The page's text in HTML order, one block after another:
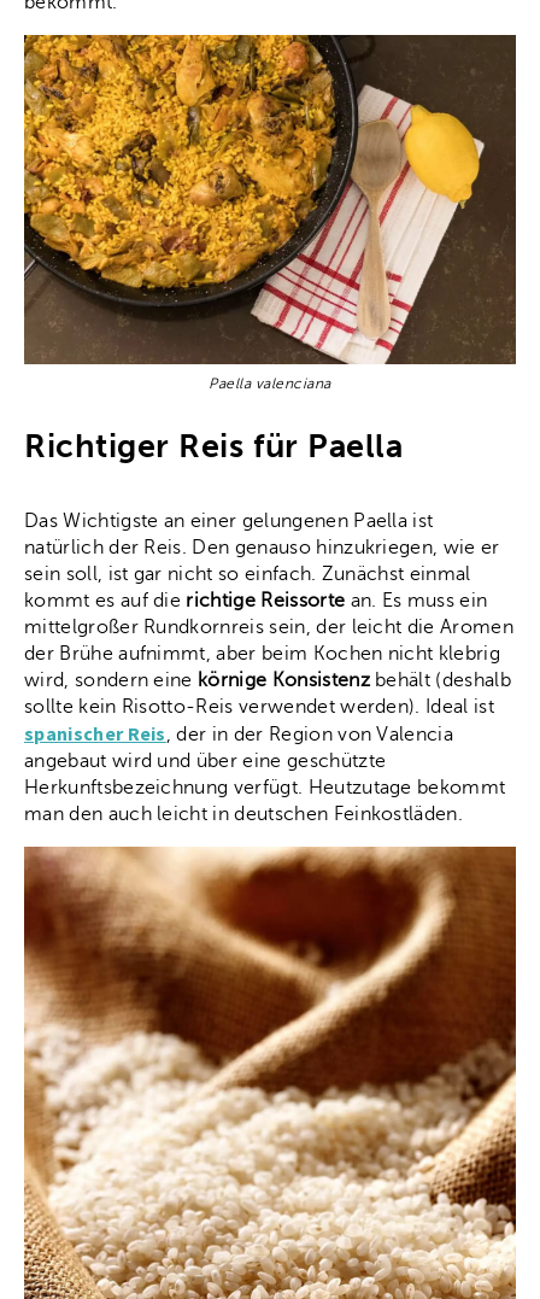
Paella valenciana
Richtiger Reis für Paella
Das Wichtigste an einer gelungenen Paella ist
natürlich der Reis. Den genauso hinzukriegen, wie er
sein soll, ist gar nicht so einfach. Zunächst einmal
kommt es auf die richtige Reissorte an. Es muss ein
mittelgroßer Rundkornreis sein, der leicht die Aromen
der Brühe aufnimmt, aber beim Kochen nicht klebrig
wird, sondern eine körnige Konsistenzbehält (deshalb
sollte kein Risotto-Reis verwendet werden). Ideal ist
spanischer Reis, der in der Region von Valencia
angebaut wird und über eine geschützte
Herkunftsbezeichnung verfügt. Heutzutage bekommt
man den auch leicht in deutschen Feinkostläden.